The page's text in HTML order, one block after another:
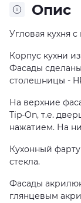
Опис
Угловая кухня
Корпус кухни
Фасады
столешницы -
На верхние
Tip-On, т.е.
нажатием. На
Кухонный
стекла.
Фасады
глянцевым